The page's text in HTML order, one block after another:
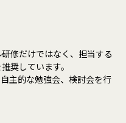
修だけではなく、担当する
奨しています。
主的な勉強会、検討会を行